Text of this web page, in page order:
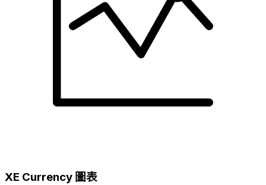
XE Currency 圖表